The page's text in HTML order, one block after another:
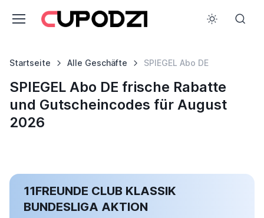
Startseite Alle Geschäfte SPIEGEL Abo DE
SPIEGEL Abo DE frische Rabatte
und Gutscheincodes für August
2026
11FREUNDE CLUB KLASSIK
BUNDESLIGA AKTION